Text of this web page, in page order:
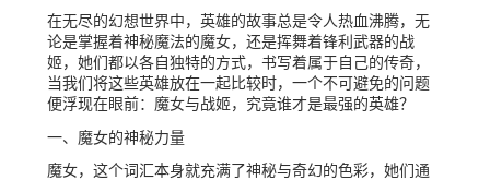
在无尽的幻想世界中，英雄的故事总是令人热血沸腾，无
论是掌握着神秘魔法的魔女，还是挥舞着锋利武器的战
姬，她们都以各自独特的方式，书写着属于自己的传奇，
当我们将这些英雄放在一起比较时，一个不可避免的问题
便浮现在眼前：魔女与战姬，究竟谁才是最强的英雄？
一、魔女的神秘力量
魔女，这个词汇本身就充满了神秘与奇幻的色彩，她们通